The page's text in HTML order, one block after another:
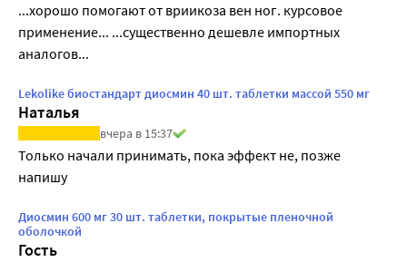
...хорошо помогают от вриикоза вен ног. курсовое
применение... ...существенно дешевле импортных
аналогов...
Lekolike биостандарт диосмин 40 шт. таблетки массой 550 мг
Наталья
вчера в 15:37
Только начали принимать, пока эффект не, позже
напишу
Диосмин 600 мг 30 шт. таблетки, покрытые пленочной
оболочкой
Гость